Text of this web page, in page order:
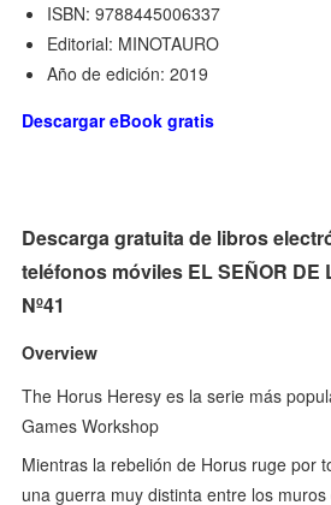
ISBN: 9788445006337
Editorial: MINOTAURO
Año de edición: 2019
Descargar eBook gratis
Descarga gratuita de libros
teléfonos móviles EL SEÑOR DE
Nº41
Overview
The Horus Heresy es la serie más
Games Workshop
Mientras la rebelión de Horus ruge por
una guerra muy distinta entre los